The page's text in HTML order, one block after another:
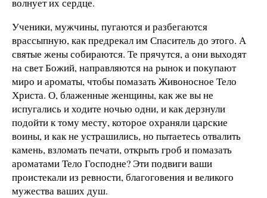
Ученики, мужчины, пугаются и разбегаются
врассыпную, как предрекал им Спаситель до этого. А
святые жены собираются. Те прячутся, а они выходят
на свет Божий, направляются на рынок и покупают
миро и ароматы, чтобы помазать Живоносное Тело
Христа. О, блаженные женщины, как же вы не
испугались и ходите ночью одни, и как дерзнули
подойти к тому месту, которое охраняли царские
воины, и как не устрашились, но пытаетесь отвалить
камень, взломать печати, открыть гроб и помазать
ароматами Тело Господне? Эти подвиги ваши
проистекали из ревности, благоговения и великого
мужества ваших душ.